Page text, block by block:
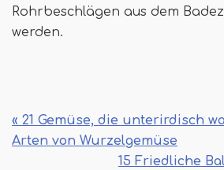
Rohrbeschlägen aus dem
werden.
« 21 Gemüse, die unterirdisch
Arten von Wurzelgemüse
15 Friedliche